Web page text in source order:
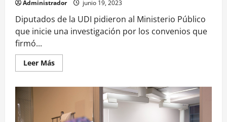
Administrador junio 19, 2023
Diputados de la UDI pidieron al Ministerio Público
que inicie una investigación por los convenios que
firmó...
Leer MásLeer
más
Fiscalía
investigar